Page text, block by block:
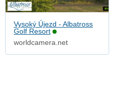
Vysoký Újezd - Albatross
Golf Resort
worldcamera.net